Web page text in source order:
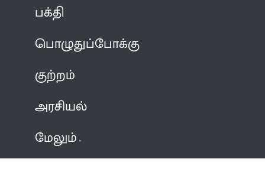
பக்தி
பொழுதுப்போக்கு
குற்றம்
அரசியல்
மேலும்